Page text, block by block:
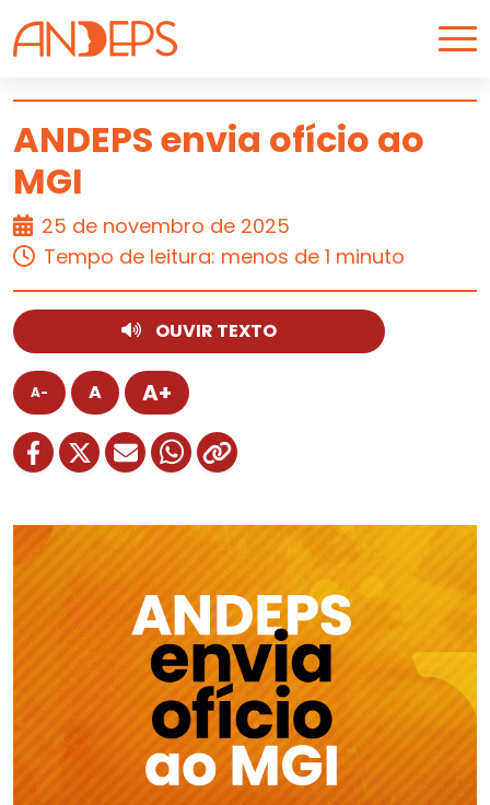
Skip to content
ARTIGO
ANDEPS envia ofício ao
MGI
25 de novembro de 2025
Tempo de leitura: menos de 1 minuto
OUVIR TEXTO
A- A A+